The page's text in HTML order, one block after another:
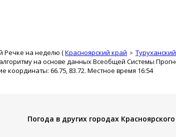
Речке на неделю (Красноярский край
на основе данных Всеобщей Системы
координаты: 66.75, 83.72. Местное время 16:54
Погода в других городах